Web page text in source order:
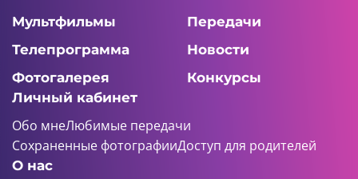
Мультфильмы
Передачи
Телепрограмма
Новости
Фотогалерея
Конкурсы
Личный кабинет
Обо мнеЛюбимые передачи
Сохраненные фотографииДоступ для родителей
О нас